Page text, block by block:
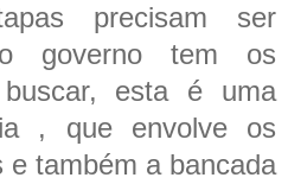
precisam ser
governo tem os
esta é uma
, que envolve os
e também a bancada